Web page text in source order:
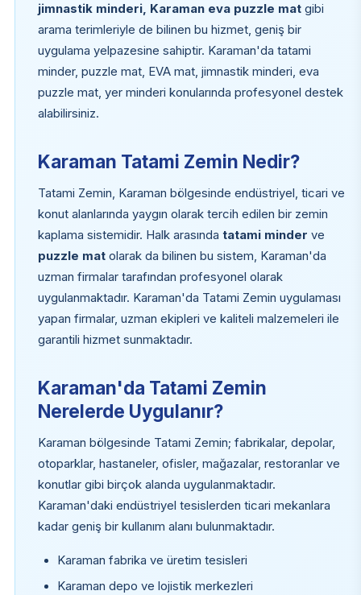
jimnastik minderi, Karaman eva puzzle matgibi
arama terimleriyle de bilinen bu hizmet, geniş bir
uygulama yelpazesine sahiptir. Karaman'da tatami
minder, puzzle mat, EVA mat, jimnastik minderi, eva
puzzle mat, yer minderi konularında profesyonel destek
alabilirsiniz.
Karaman Tatami Zemin Nedir?
Tatami Zemin, Karaman bölgesinde endüstriyel, ticari ve
konut alanlarında yaygın olarak tercih edilen bir zemin
kaplama sistemidir. Halk arasında tatami minder ve
puzzle matolarak da bilinen bu sistem, Karaman'da
uzman firmalar tarafından profesyonel olarak
uygulanmaktadır. Karaman'da Tatami Zemin uygulaması
yapan firmalar, uzman ekipleri ve kaliteli malzemeleri ile
garantili hizmet sunmaktadır.
Karaman'da Tatami Zemin
Nerelerde Uygulanır?
Karaman bölgesinde Tatami Zemin; fabrikalar, depolar,
otoparklar, hastaneler, ofisler, mağazalar, restoranlar ve
konutlar gibi birçok alanda uygulanmaktadır.
Karaman'daki endüstriyel tesislerden ticari mekanlara
kadar geniş bir kullanım alanı bulunmaktadır.
Karaman fabrika ve üretim tesisleri
Karaman depo ve lojistik merkezleri